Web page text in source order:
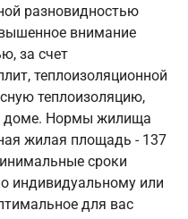
разновидностью
внимание
за счет
теплоизоляционной
теплоизоляцию,
доме. Нормы жилища
жилая площадь - 137
сроки
индивидуальному или
для вас